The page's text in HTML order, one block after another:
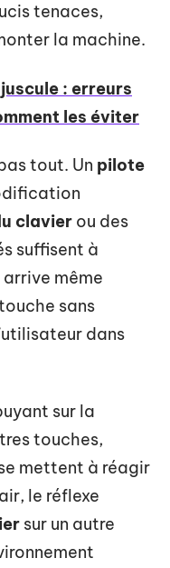
tenaces,
la machine.
: erreurs
les éviter
tout. Un pilote
clavier ou des
suffisent à
même
sans
dans
sur la
touches,
mettent à réagir
le réflexe
sur un autre